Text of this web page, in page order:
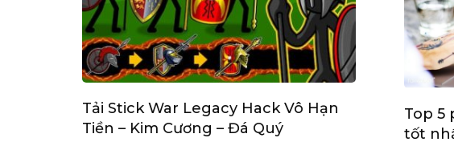
Tải Stick War Legacy Hack Vô Hạn
Tiền – Kim Cương – Đá Quý
Top 5
tốt